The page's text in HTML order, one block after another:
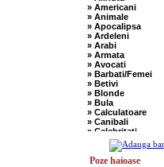
» Americani
» Animale
» Apocalipsa
» Ardeleni
» Arabi
» Armata
» Avocati
» Barbati/Femei
» Betivi
» Blonde
» Bula
» Calculatoare
» Canibali
» Celebritati
» Chelneri
» Chuck Norris
» Ciobani
Poze haioase